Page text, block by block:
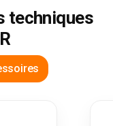
techniques